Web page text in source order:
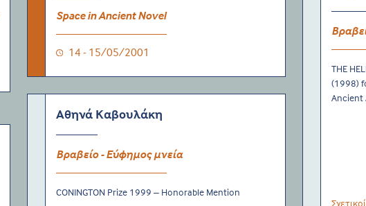
Space in Ancient Novel
14 - 15/05/2001
THE
(1998)
Ancient
Αθηνά Καβουλάκη
Βραβείο - Εύφημος μνεία
CONINGTON Prize 1999 – Honorable Mention